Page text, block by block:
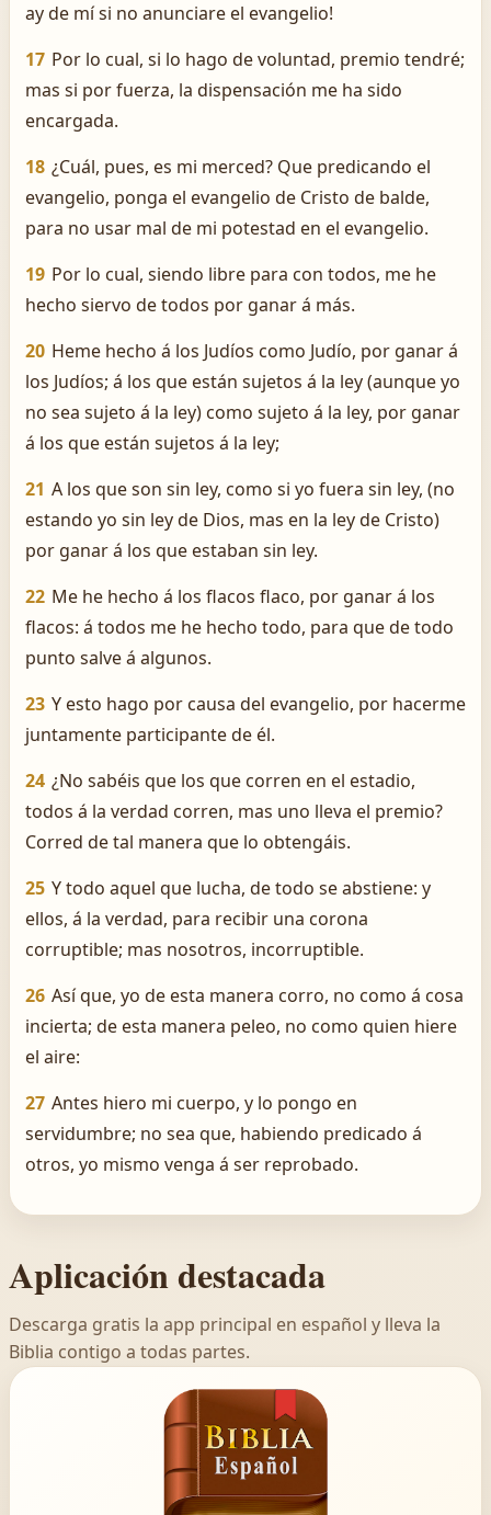
ay de mí si no anunciare el evangelio!
17 Por lo cual, si lo hago de voluntad, premio tendré;
mas si por fuerza, la dispensación me ha sido
encargada.
18 ¿Cuál, pues, es mi merced? Que predicando el
evangelio, ponga el evangelio de Cristo de balde,
para no usar mal de mi potestad en el evangelio.
19 Por lo cual, siendo libre para con todos, me he
hecho siervo de todos por ganar á más.
20 Heme hecho á los Judíos como Judío, por ganar á
los Judíos; á los que están sujetos á la ley (aunque yo
no sea sujeto á la ley) como sujeto á la ley, por ganar
á los que están sujetos á la ley;
21 A los que son sin ley, como si yo fuera sin ley, (no
estando yo sin ley de Dios, mas en la ley de Cristo)
por ganar á los que estaban sin ley.
22 Me he hecho á los flacos flaco, por ganar á los
flacos: á todos me he hecho todo, para que de todo
punto salve á algunos.
23 Y esto hago por causa del evangelio, por hacerme
juntamente participante de él.
24 ¿No sabéis que los que corren en el estadio,
todos á la verdad corren, mas uno lleva el premio?
Corred de tal manera que lo obtengáis.
25 Y todo aquel que lucha, de todo se abstiene: y
ellos, á la verdad, para recibir una corona
corruptible; mas nosotros, incorruptible.
26 Así que, yo de esta manera corro, no como á cosa
incierta; de esta manera peleo, no como quien hiere
el aire:
27 Antes hiero mi cuerpo, y lo pongo en
servidumbre; no sea que, habiendo predicado á
otros, yo mismo venga á ser reprobado.
Aplicación destacada
Descarga gratis la app principal en español y lleva la
Biblia contigo a todas partes.